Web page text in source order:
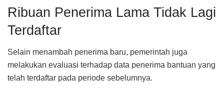
Ribuan Penerima Lama Tidak Lagi
Terdaftar
Selain menambah penerima baru, pemerintah juga
melakukan evaluasi terhadap data penerima bantuan yang
telah terdaftar pada periode sebelumnya.